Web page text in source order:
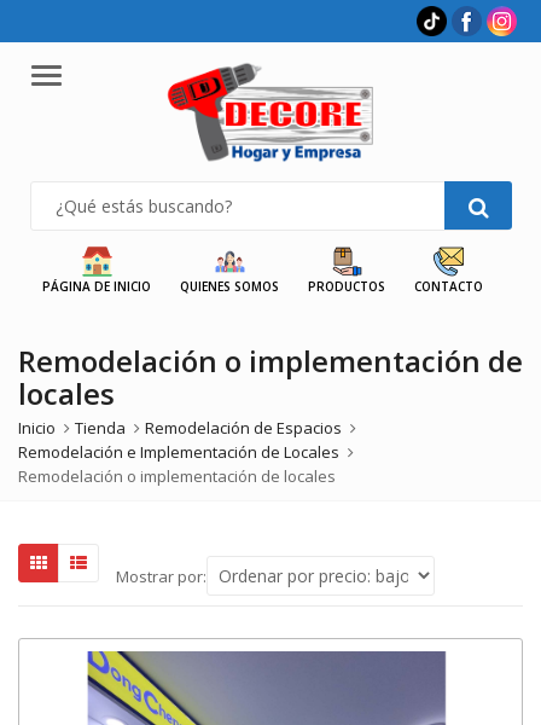
Menu
PÁGINA DE INICIO QUIENES SOMOS PRODUCTOS CONTACTO
Remodelación o implementación de
locales
Inicio Tienda
Remodelación de Espacios
Remodelación e Implementación de Locales
Remodelación o implementación de locales
Mostrar por: